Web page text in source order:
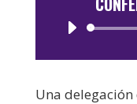
Una delegación